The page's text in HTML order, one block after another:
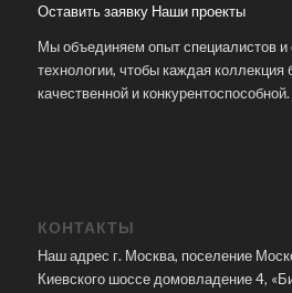
Оставить заявку Наши проекты
Мы объединяем опыт специалистов
технологии, чтобы каждая коллекция
качественной и конкурентоспособной.
КОНТАКТЫ
Наш адрес г. Москва, поселение
Киевского шоссе домовладение 4,